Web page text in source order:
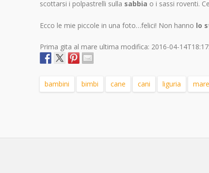
scottarsi i polpastrelli sulla sabbia o i sassi roventi.
Ecco le mie piccole in una foto…felici! Non hanno lo
Prima gita al mare ultima modifica: 2016-04-
bambini bimbi cane cani liguria mare